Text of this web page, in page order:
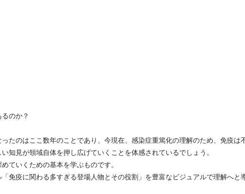
のか？
たのはここ数年のことであり、今現在、感染症重篤化の理解のため、免疫は
知見が領域自体を押し広げていくことを体感されているでしょう。
ていくための基本を学ぶものです。
免疫に関わる多すぎる登場人物とその役割」を豊富なビジュアルで理解へと